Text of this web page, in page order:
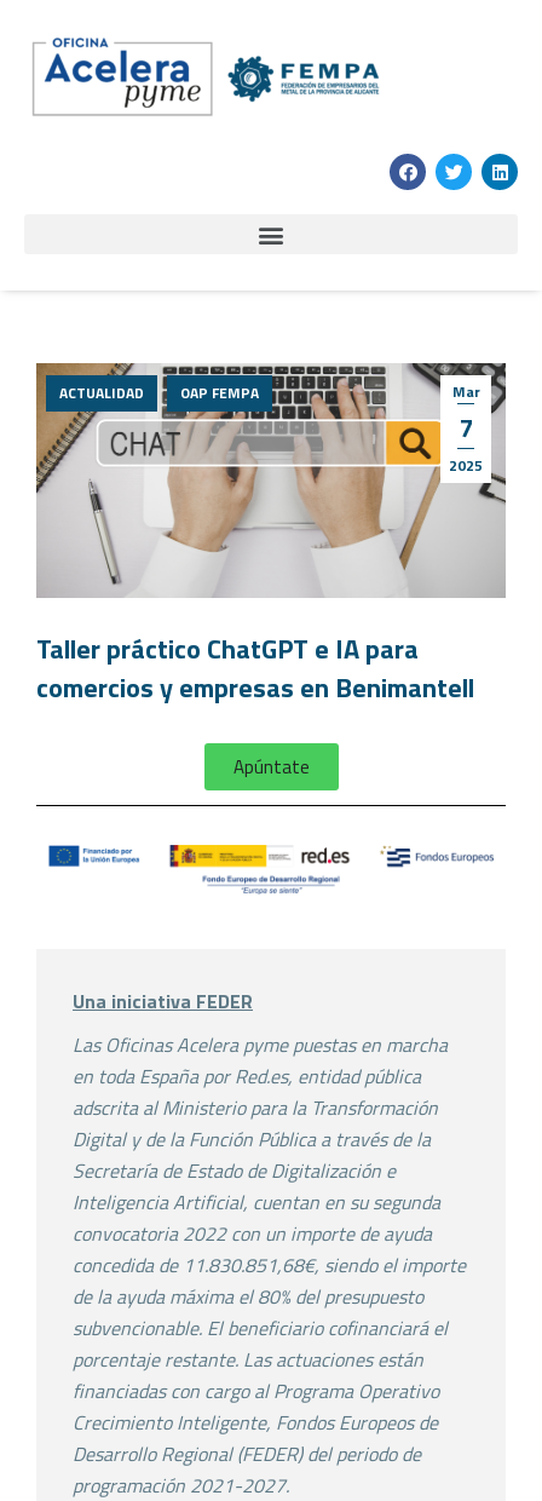
Mar
7
2025
ACTUALIDAD OAP FEMPA
Taller práctico ChatGPT e IA para
comercios y empresas en Benimantell
Apúntate
Una iniciativa FEDER
Las Oficinas Acelera pyme puestas en marcha
en toda España por Red.es, entidad pública
adscrita al Ministerio para la Transformación
Digital y de la Función Pública a través de la
Secretaría de Estado de Digitalización e
Inteligencia Artificial, cuentan en su segunda
convocatoria 2022 con un importe de ayuda
concedida de 11.830.851,68€, siendo el importe
de la ayuda máxima el 80% del presupuesto
subvencionable. El beneficiario cofinanciará el
porcentaje restante. Las actuaciones están
financiadas con cargo al Programa Operativo
Crecimiento Inteligente, Fondos Europeos de
Desarrollo Regional (FEDER) del periodo de
programación 2021-2027.